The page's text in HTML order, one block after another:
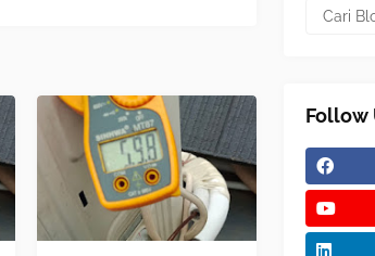
Follow